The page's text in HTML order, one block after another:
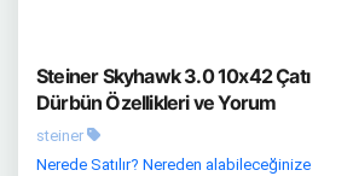
Steiner Skyhawk 3.0 10x42 Çatı
Dürbün Özellikleri ve Yorum
steiner
Nerede Satılır? Nereden alabileceğinize